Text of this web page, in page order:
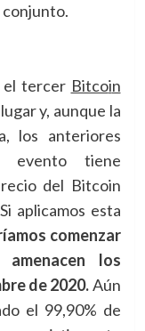
conjunto.
el tercer Bitcoin
y, aunque la
los anteriores
evento tiene
del Bitcoin
aplicamos esta
comenzar
los
de 2020.Aún
el 99,90% de